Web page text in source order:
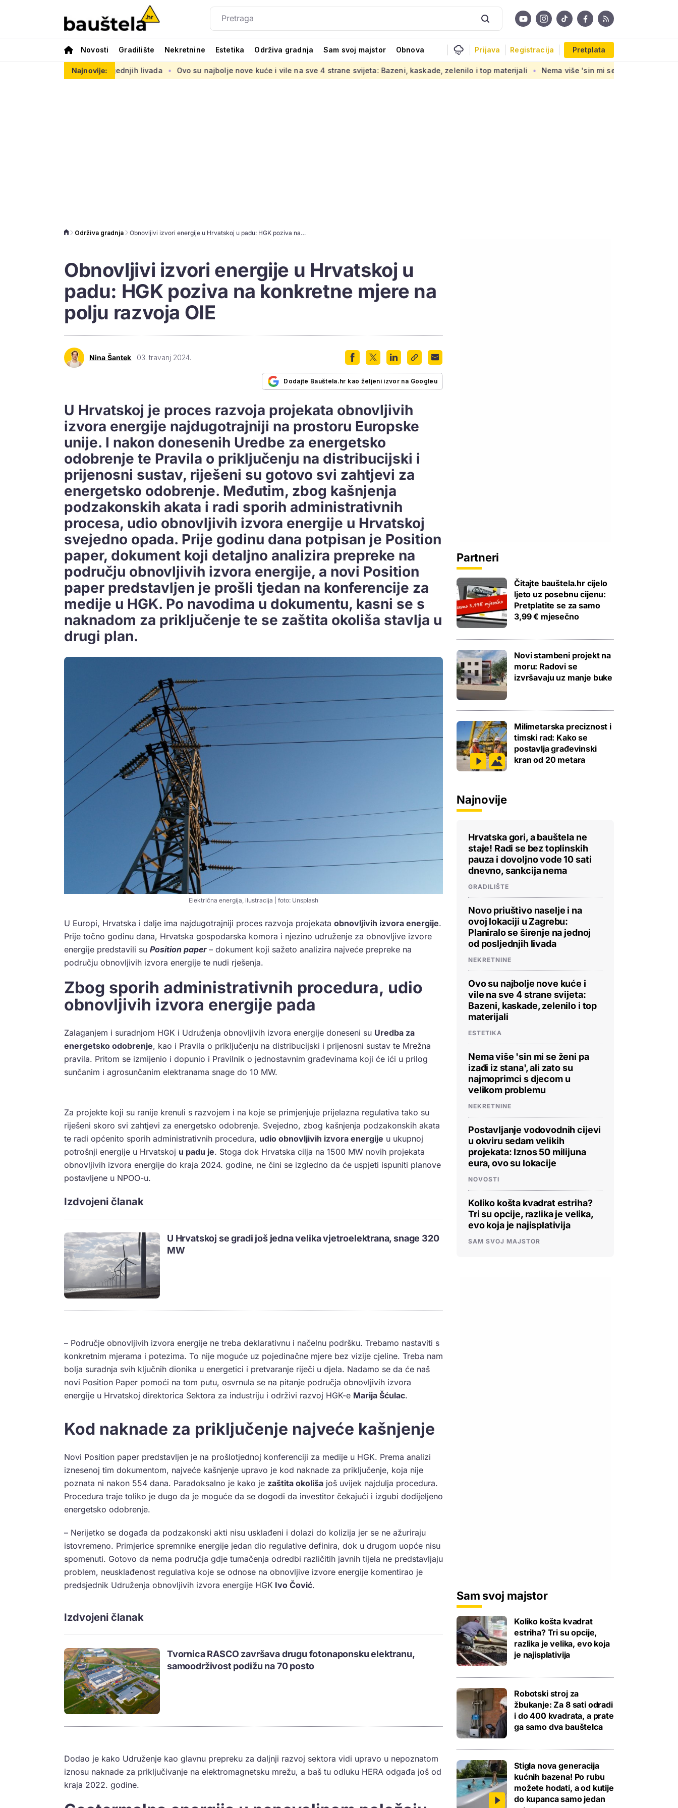
Novosti Gradilište Nekretnine Estetika Održiva gradnja Sam svoj majstor Obnova Prijava Registracija Pretplata
Najnovije:
jednoj od posljednjih livada Ovo su najbolje nove kuće i vile na sve 4 strane svijeta: Bazeni, kaskade, zelenilo i top materijali Nema više 'sin mi se ženi pa izađi iz stana', ali zato
Održiva gradnja Obnovljivi izvori energije u Hrvatskoj u padu: HGK poziva na konkretne mjere na polju razvoja OIE
Obnovljivi izvori energije u Hrvatskoj u
padu: HGK poziva na konkretne mjere na
polju razvoja OIE
Nina Šantek 03. travanj 2024.
Dodajte Bauštela.hr kao željeni izvor na Googleu
U Hrvatskoj je proces razvoja projekata obnovljivih
izvora energije najdugotrajniji na prostoru Europske
unije. I nakon donesenih Uredbe za energetsko
odobrenje te Pravila o priključenju na distribucijski i
prijenosni sustav, riješeni su gotovo svi zahtjevi za
energetsko odobrenje. Međutim, zbog kašnjenja
podzakonskih akata i radi sporih administrativnih
procesa, udio obnovljivih izvora energije u Hrvatskoj
svejedno opada. Prije godinu dana potpisan je Position
paper, dokument koji detaljno analizira prepreke na
području obnovljivih izvora energije, a novi Position
paper predstavljen je prošli tjedan na konferencije za
medije u HGK. Po navodima u dokumentu, kasni se s
naknadom za priključenje te se zaštita okoliša stavlja u
drugi plan.
Električna energija, ilustracija | foto: Unsplash
U Europi, Hrvatska i dalje ima najdugotrajniji proces razvoja projekata obnovljivih izvora energije.
Prije točno godinu dana, Hrvatska gospodarska komora i njezino udruženje za obnovljive izvore
energije predstavili su Position paper– dokument koji sažeto analizira najveće prepreke na
području obnovljivih izvora energije te nudi rješenja.
Zbog sporih administrativnih procedura, udio
obnovljivih izvora energije pada
Zalaganjem i suradnjom HGK i Udruženja obnovljivih izvora energije doneseni su Uredba za
energetsko odobrenje, kao i Pravila o priključenju na distribucijski i prijenosni sustav te Mrežna
pravila. Pritom se izmijenio i dopunio i Pravilnik o jednostavnim građevinama koji će ići u prilog
sunčanim i agrosunčanim elektranama snage do 10 MW.
Za projekte koji su ranije krenuli s razvojem i na koje se primjenjuje prijelazna regulativa tako su
riješeni skoro svi zahtjevi za energetsko odobrenje. Svejedno, zbog kašnjenja podzakonskih akata
te radi općenito sporih administrativnih procedura, udio obnovljivih izvora energije u ukupnoj
potrošnji energije u Hrvatskoj u padu je. Stoga dok Hrvatska cilja na 1500 MW novih projekata
obnovljivih izvora energije do kraja 2024. godine, ne čini se izgledno da će uspjeti ispuniti planove
postavljene u NPOO-u.
Izdvojeni članak
U Hrvatskoj se gradi još jedna velika vjetroelektrana, snage 320
MW
– Područje obnovljivih izvora energije ne treba deklarativnu i načelnu podršku. Trebamo nastaviti s
konkretnim mjerama i potezima. To nije moguće uz pojedinačne mjere bez vizije cjeline. Treba nam
bolja suradnja svih ključnih dionika u energetici i pretvaranje riječi u djela. Nadamo se da će naš
novi Position Paper pomoći na tom putu, osvrnula se na pitanje područja obnovljivih izvora
energije u Hrvatskoj direktorica Sektora za industriju i održivi razvoj HGK-e Marija Šćulac.
Kod naknade za priključenje najveće kašnjenje
Novi Position paper predstavljen je na prošlotjednoj konferenciji za medije u HGK. Prema analizi
iznesenoj tim dokumentom, najveće kašnjenje upravo je kod naknade za priključenje, koja nije
poznata ni nakon 554 dana. Paradoksalno je kako je zaštita okoliša još uvijek najdulja procedura.
Procedura traje toliko je dugo da je moguće da se dogodi da investitor čekajući i izgubi dodijeljeno
energetsko odobrenje.
– Nerijetko se događa da podzakonski akti nisu usklađeni i dolazi do kolizija jer se ne ažuriraju
istovremeno. Primjerice spremnike energije jedan dio regulative definira, dok u drugom uopće nisu
spomenuti. Gotovo da nema područja gdje tumačenja odredbi različitih javnih tijela ne predstavljaju
problem, neusklađenost regulativa koje se odnose na obnovljive izvore energije komentirao je
predsjednik Udruženja obnovljivih izvora energije HGK Ivo Čović.
Izdvojeni članak
Tvornica RASCO završava drugu fotonaponsku elektranu,
samoodrživost podižu na 70 posto
Dodao je kako Udruženje kao glavnu prepreku za daljnji razvoj sektora vidi upravo u nepoznatom
iznosu naknade za priključivanje na elektromagnetsku mrežu, a baš tu odluku HERA odgađa još od
kraja 2022. godine.
Partneri
Čitajte bauštela.hr cijelo
ljeto uz posebnu cijenu:
Pretplatite se za samo
3,99 € mjesečno
Novi stambeni projekt na
moru: Radovi se
izvršavaju uz manje buke
Milimetarska preciznost i
timski rad: Kako se
postavlja građevinski
kran od 20 metara
Najnovije
Hrvatska gori, a bauštela ne
staje! Radi se bez toplinskih
pauza i dovoljno vode 10 sati
dnevno, sankcija nema
GRADILIŠTE
Novo priuštivo naselje i na
ovoj lokaciji u Zagrebu:
Planiralo se širenje na jednoj
od posljednjih livada
NEKRETNINE
Ovo su najbolje nove kuće i
vile na sve 4 strane svijeta:
Bazeni, kaskade, zelenilo i top
materijali
ESTETIKA
Nema više 'sin mi se ženi pa
izađi iz stana', ali zato su
najmoprimci s djecom u
velikom problemu
NEKRETNINE
Postavljanje vodovodnih cijevi
u okviru sedam velikih
projekata: Iznos 50 milijuna
eura, ovo su lokacije
NOVOSTI
Koliko košta kvadrat estriha?
Tri su opcije, razlika je velika,
evo koja je najisplativija
SAM SVOJ MAJSTOR
Sam svoj majstor
Koliko košta kvadrat
estriha? Tri su opcije,
razlika je velika, evo koja
je najisplativija
Robotski stroj za
žbukanje: Za 8 sati odradi
i do 400 kvadrata, a prate
ga samo dva bauštelca
Stigla nova generacija
kućnih bazena! Po rubu
možete hodati, a od kutije
do kupanca samo jedan